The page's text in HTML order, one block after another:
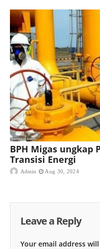
BPH Migas ungkap
Transisi Energi
Admin Aug 30, 2024
Leave a Reply
Your email address